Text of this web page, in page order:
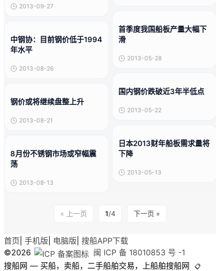
2013-09-27
中钢协：目前钢价低于1994
年水平
2013-08-26
钢价或将继续盘整上升
2013-08-21
8月份不锈钢市场或窄幅震
荡
2013-08-13
首季度我国船板产量大幅下
滑
2013-05-28
国内钢价跌破近3年半低点
2013-05-22
日本2013财年船板需求量将
下降
2013-05-13
« 上一页 1/4 下一页 »
首页 手机版 电脑版 搜船APP下载
©2026
闽 ICP 备 18010853 号 -1
搜船网 — 买船，卖船，二手船舶交易，上船舶搜船网
📋